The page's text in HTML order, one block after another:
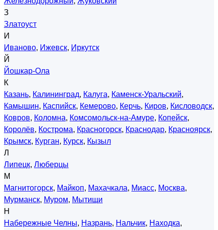
З
Златоуст
И
Иваново, Ижевск, Иркутск
Й
Йошкар-Ола
К
Казань, Калининград, Калуга, Каменск-Уральский,
Камышин, Каспийск, Кемерово, Керчь, Киров, Кисловодск,
Ковров, Коломна, Комсомольск-на-Амуре, Копейск,
Королёв, Кострома, Красногорск, Краснодар, Красноярск,
Крымск, Курган, Курск, Кызыл
Л
Липецк, Люберцы
М
Магнитогорск, Майкоп, Махачкала, Миасс, Москва,
Мурманск, Муром, Мытищи
Н
Набережные Челны, Назрань, Нальчик, Находка,